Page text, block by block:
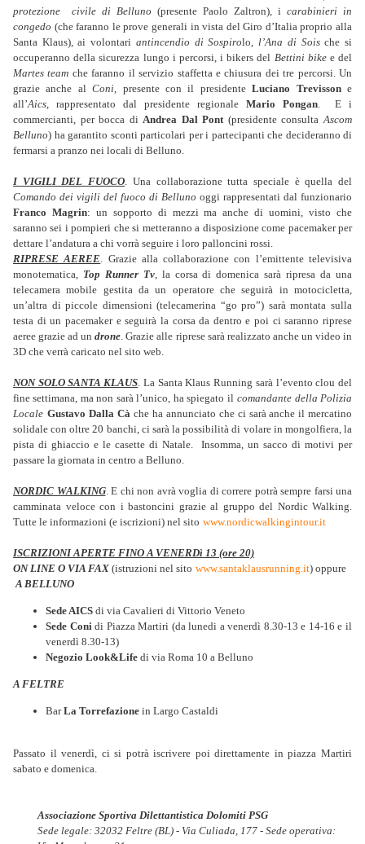
protezione civile di Belluno (presente Paolo Zaltron), i carabinieri in
congedo (che faranno le prove generali in vista del Giro d’Italia proprio alla
Santa Klaus), ai volontari antincendio di Sospirolo,l’Ana di Soische si
occuperanno della sicurezza lungo i percorsi, i bikers del Bettini bikee del
Martes team che faranno il servizio staffetta e chiusura dei tre percorsi. Un
grazie anche alConi, presente con il presidenteLuciano Trevissone
all’Aics, rappresentato dal presidente regionale Mario Pongan. E i
commercianti, per bocca diAndrea Dal Pont(presidente consultaAscom
Belluno) ha garantito sconti particolari per i partecipanti che decideranno di
fermarsi a pranzo nei locali di Belluno.
I VIGILI DEL FUOCO. Una collaborazione tutta speciale è quella del
Comando dei vigili del fuoco di Belluno oggi rappresentati dal funzionario
Franco Magrin: un sopporto di mezzi ma anche di uomini, visto che
saranno sei i pompieri che si metteranno a disposizione come pacemaker per
dettare l’andatura a chi vorrà seguire i loro palloncini rossi.
RIPRESE AEREE. Grazie alla collaborazione con l’emittente televisiva
monotematica, Top Runner Tv, la corsa di domenica sarà ripresa da una
telecamera mobile gestita da un operatore che seguirà in motocicletta,
un’altra di piccole dimensioni (telecamerina “go pro”) sarà montata sulla
testa di un pacemaker e seguirà la corsa da dentro e poi ci saranno riprese
aeree grazie ad undrone. Grazie alle riprese sarà realizzato anche un video in
3D che verrà caricato nel sito web.
NON SOLO SANTA KLAUS. La Santa Klaus Running sarà l’evento clou del
fine settimana, ma non sarà l’unico, ha spiegato il comandante della Polizia
Locale Gustavo Dalla Cà che ha annunciato che ci sarà anche il mercatino
solidale con oltre 20 banchi, ci sarà la possibilità di volare in mongolfiera, la
pista di ghiaccio e le casette di Natale. Insomma, un sacco di motivi per
passare la giornata in centro a Belluno.
NORDIC WALKING. E chi non avrà voglia di correre potrà sempre farsi una
camminata veloce con i bastoncini grazie al gruppo del Nordic Walking.
Tutte le informazioni (e iscrizioni) nel sito www.nordicwalkingintour.it
ISCRIZIONI APERTE FINO A VENERDì 13 (ore 20)
ON LINE O VIA FAX (istruzioni nel sito www.santaklausrunning.it) oppure
A BELLUNO
Sede AICS di via Cavalieri di Vittorio Veneto
Sede Conidi Piazza Martiri (da lunedi a venerdì 8.30-13 e 14-16 e il
venerdì 8.30-13)
Negozio Look&Life di via Roma 10 a Belluno
A FELTRE
BarLa Torrefazione in Largo Castaldi
Passato il venerdì, ci si potrà iscrivere poi direttamente in piazza Martiri
sabato e domenica.
Associazione Sportiva Dilettantistica Dolomiti PSG
Sede legale: 32032 Feltre (BL) - Via Culiada, 177 - Sede operativa: